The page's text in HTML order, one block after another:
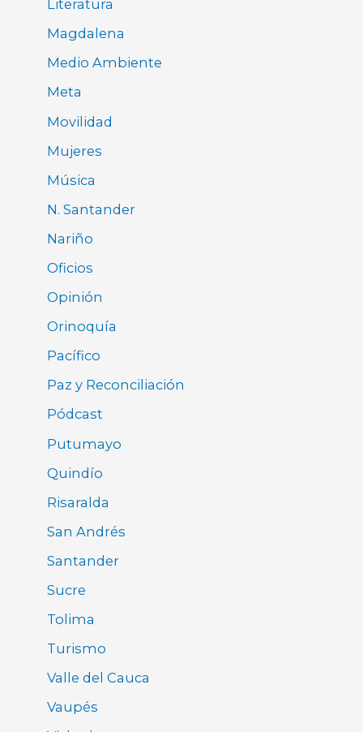
Literatura
Magdalena
Medio Ambiente
Meta
Movilidad
Mujeres
Música
N. Santander
Nariño
Oficios
Opinión
Orinoquía
Pacífico
Paz y Reconciliación
Pódcast
Putumayo
Quindío
Risaralda
San Andrés
Santander
Sucre
Tolima
Turismo
Valle del Cauca
Vaupés